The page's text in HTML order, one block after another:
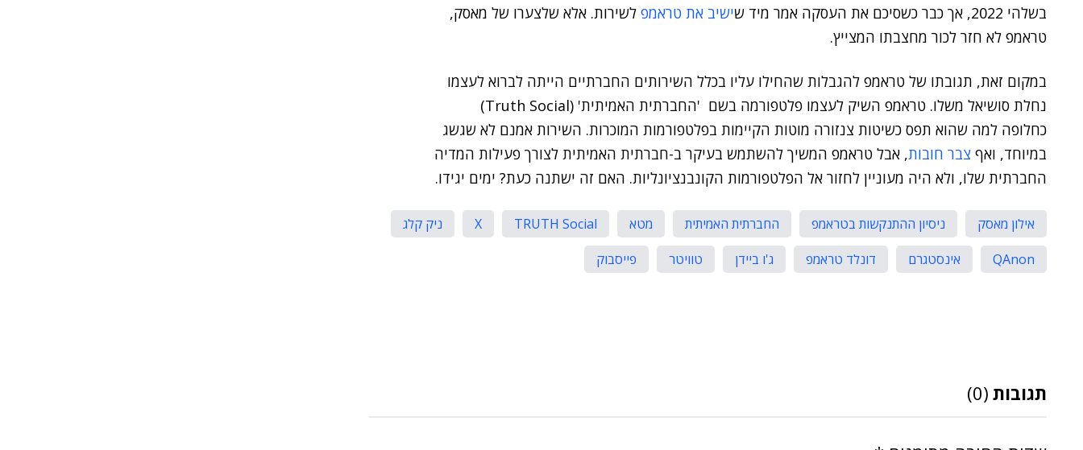
בשלהי 2022, אך כבר כשסיכם את העסקה אמר מיד ש
ישיב את טראמפ לשירות. אלא שלצערו של מאסק,
טראמפ לא חזר לכור מחצבתו המצייץ.
במקום זאת, תגובתו של טראמפ להגבלות שהחילו עליו בכלל השירותים החברתיים הייתה לברוא לעצמו
נחלת סושיאל משלו. טראמפ השיק לעצמו פלטפורמה בשם 'החברתית האמיתית' (Truth Social)
כחלופה למה שהוא תפס כשיטות צנזורה מוטות הקיימות בפלטפורמות המוכרות. השירות אמנם לא שגשג
במיוחד, ואף צבר חובות, אבל טראמפ המשיך להשתמש בעיקר ב-חברתית האמיתית לצורך פעילות המדיה
החברתית שלו, ולא היה מעוניין לחזור אל הפלטפורמות הקונבנציונליות. האם זה ישתנה כעת? ימים יגידו.
אילון מאסק ניסיון ההתנקשות בטראמפ החברתית האמיתית מטא TRUTH Social
X
ניק קלג
QAnon
אינסטגרם דונלד טראמפ ג'ו ביידן טוויטר פייסבוק
תגובות (0)